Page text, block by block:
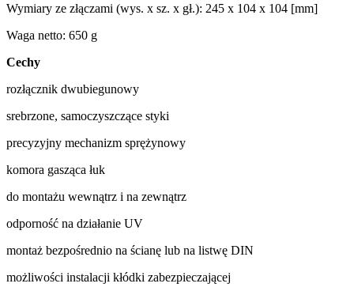
Wymiary ze złączami (wys. x sz. x gł.): 245 x 104 x 104 [mm]
Waga netto: 650 g
Cechy
rozłącznik dwubiegunowy
srebrzone, samoczyszczące styki
precyzyjny mechanizm sprężynowy
komora gasząca łuk
do montażu wewnątrz i na zewnątrz
odporność na działanie UV
montaż bezpośrednio na ścianę lub na listwę DIN
możliwości instalacji kłódki zabezpieczającej